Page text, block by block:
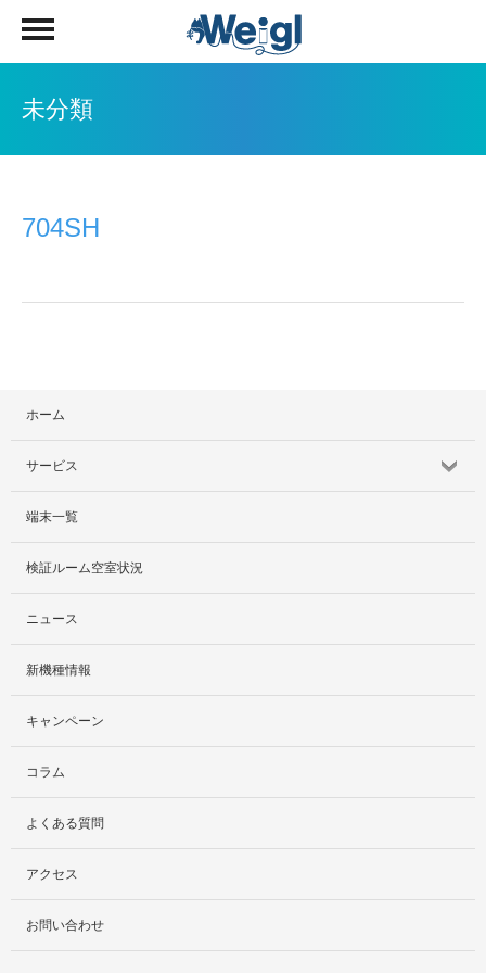
未分類
704SH
ホーム
サービス
サービス紹介
社外貸出プラン
検証ルーム
料金プラン
レンタルルームプラン
お手軽検証パック
端末一覧
検証ルーム空室状況
ニュース
新機種情報
キャンペーン
コラム
よくある質問
アクセス
お問い合わせ